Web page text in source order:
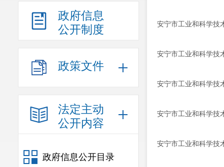
政府信息
公开制度
政策文件
法定主动
公开内容
政府信息公开目录
安宁市工业和科学技
安宁市工业和科学技
安宁市工业和科学技
安宁市工业和科学技
安宁市工业和科学技